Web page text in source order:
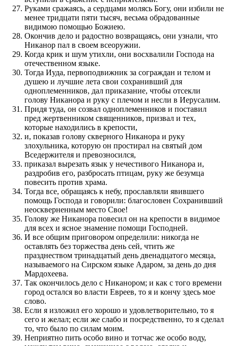
Руками сражаясь, а сердцами молясь Богу, они избили не
менее тридцати пяти тысяч, весьма обрадованные
видимою помощью Божиею.
Окончив дело и радостно возвращаясь, они узнали, что
Никанор пал в своем всеоружии.
Когда крик и шум утихли, они восхвалили Господа на
отечественном языке.
Тогда Иуда, первоподвижник за сограждан и телом и
душею и лучшие лета свои сохранивший для
одноплеменников, дал приказание, чтобы отсекли
голову Никанора и руку с плечом и несли в Иерусалим.
Придя туда, он созвал одноплеменников и поставил
пред жертвенником священников, призвал и тех,
которые находились в крепости,
и, показав голову скверного Никанора и руку
злохульника, которую он простирал на святый дом
Вседержителя и превозносился,
приказал вырезать язык у нечестивого Никанора и,
раздробив его, разбросать птицам, руку же безумца
повесить против храма.
Тогда все, обращаясь к небу, прославляли явившего
помощь Господа и говорили: благословен Сохранивший
неоскверненным место Свое!
Голову же Никанора повесил он на крепости в видимое
для всех и ясное знамение помощи Господней.
И все общим приговором определили: никогда не
оставлять без торжества день сей, чтить же
празднеством тринадцатый день двенадцатого месяца,
называемого на Сирском языке Адаром, за день до дня
Мардохеева.
Так окончилось дело с Никанором; и как с того времени
город остался во власти Евреев, то я и кончу здесь мое
слово.
Если я изложил его хорошо и удовлетворительно, то я
сего и желал; если же слабо и посредственно, то я сделал
то, что было по силам моим.
Неприятно пить особо вино и тотчас же особо воду,